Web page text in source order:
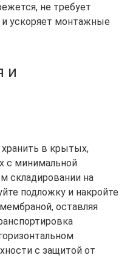
не требует
и ускоряет монтажные
и
в крытых,
с минимальной
складировании на
подложку и накройте
оставляя
с защитой от